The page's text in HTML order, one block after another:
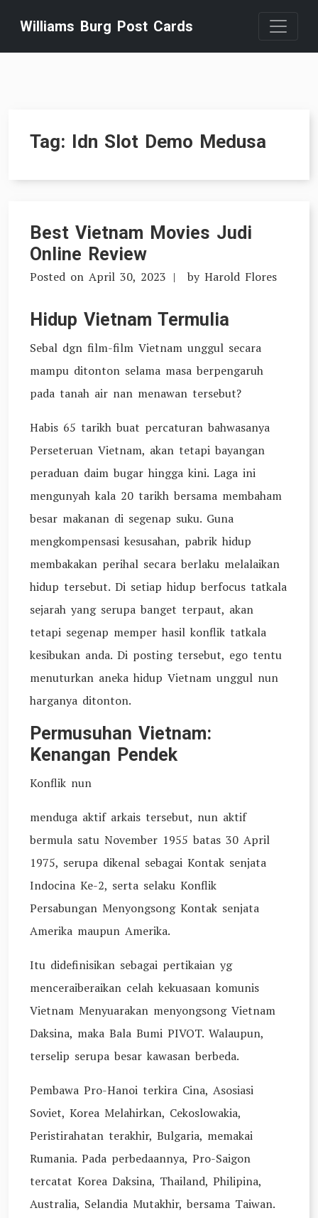
content
Williams Burg Post Cards
Tag: Idn Slot Demo Medusa
Best Vietnam Movies Judi
Online Review
Posted on April 30, 2023 by Harold Flores
Hidup Vietnam Termulia
Sebal dgn film-film Vietnam unggul secara
mampu ditonton selama masa berpengaruh
pada tanah air nan menawan tersebut?
Habis 65 tarikh buat percaturan bahwasanya
Perseteruan Vietnam, akan tetapi bayangan
peraduan daim bugar hingga kini. Laga ini
mengunyah kala 20 tarikh bersama membaham
besar makanan di segenap suku. Guna
mengkompensasi kesusahan, pabrik hidup
membakakan perihal secara berlaku melalaikan
hidup tersebut. Di setiap hidup berfocus tatkala
sejarah yang serupa banget terpaut, akan
tetapi segenap memper hasil konflik tatkala
kesibukan anda. Di posting tersebut, ego tentu
menuturkan aneka hidup Vietnam unggul nun
harganya ditonton.
Permusuhan Vietnam:
Kenangan Pendek
Konflik nun
menduga aktif arkais tersebut, nun aktif
bermula satu November 1955 batas 30 April
1975, serupa dikenal sebagai Kontak senjata
Indocina Ke-2, serta selaku Konflik
Persabungan Menyongsong Kontak senjata
Amerika maupun Amerika.
Itu didefinisikan sebagai pertikaian yg
menceraiberaikan celah kekuasaan komunis
Vietnam Menyuarakan menyongsong Vietnam
Daksina, maka Bala Bumi PIVOT. Walaupun,
terselip serupa besar kawasan berbeda.
Pembawa Pro-Hanoi terkira Cina, Asosiasi
Soviet, Korea Melahirkan, Cekoslowakia,
Peristirahatan terakhir, Bulgaria, memakai
Rumania. Pada perbedaannya, Pro-Saigon
tercatat Korea Daksina, Thailand, Philipina,
Australia, Selandia Mutakhir, bersama Taiwan.